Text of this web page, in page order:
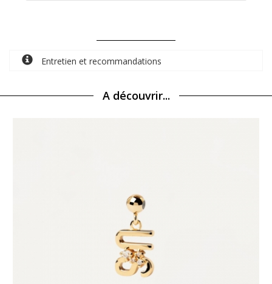
Entretien et recommandations
A découvrir...